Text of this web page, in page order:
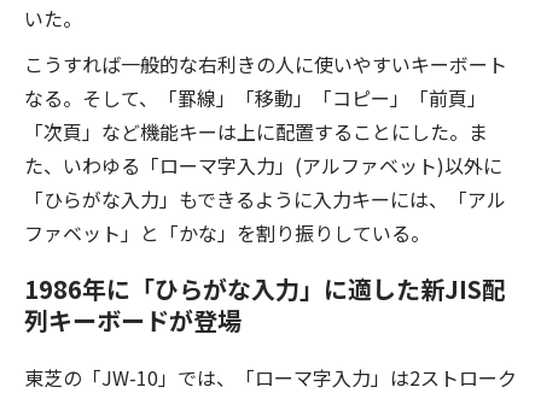
いた。
こうすれば一般的な右利きの人に使いやすいキーボート
なる。そして、「罫線」「移動」「コピー」「前頁」
「次頁」など機能キーは上に配置することにした。ま
た、いわゆる「ローマ字入力」(アルファベット)以外に
「ひらがな入力」もできるように入力キーには、「アル
ファベット」と「かな」を割り振りしている。
1986年に「ひらがな入力」に適した新JIS配
列キーボードが登場
東芝の「JW-10」では、「ローマ字入力」は2ストローク